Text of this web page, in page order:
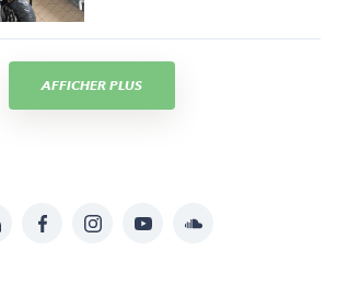
AFFICHER PLUS
LinkedInFacebookInstagramYouTubeSoundcloud